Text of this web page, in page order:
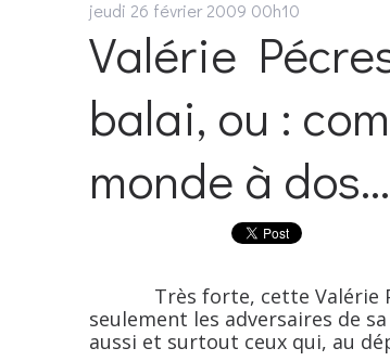
jeudi 26 février 2009 00h10
Valérie
balai, ou :
monde à dos...
Très forte, cette Valérie
seulement les adversaires de
aussi et surtout ceux qui, au